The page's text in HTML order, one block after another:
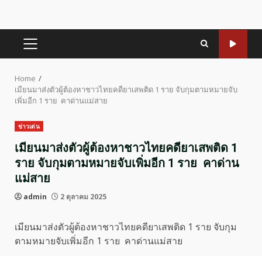
PRIMARY
Home
เมียนมาส่งตัวผู้ต้องหาชาวไทยคดียาเสพติด 1 ราย จับกุมตามหมายจับ
เพิ่มอีก 1 ราย คาด่านแม่สาย
ข่าวเด่น
เมียนมาส่งตัวผู้ต้องหาชาวไทยคดียาเสพติด 1
ราย จับกุมตามหมายจับเพิ่มอีก 1 ราย คาด่าน
แม่สาย
admin 2 ตุลาคม 2025
เมียนมาส่งตัวผู้ต้องหาชาวไทยคดียาเสพติด 1 ราย จับกุม
ตามหมายจับเพิ่มอีก 1 ราย คาด่านแม่สาย